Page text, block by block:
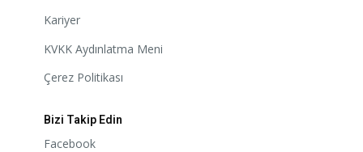
Kariyer
KVKK Aydınlatma Meni
Çerez Politikası
Bizi Takip Edin
Facebook